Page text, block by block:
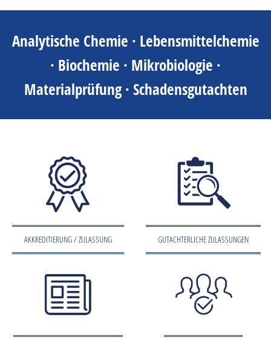
Analytische Chemie · Lebensmittelchemie
· Biochemie · Mikrobiologie ·
Materialprüfung · Schadensgutachten
AKKREDITIERUNG / ZULASSUNG GUTACHTERLICHE ZULASSUNGEN